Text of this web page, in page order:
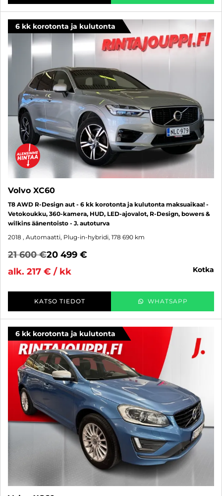
6 kk korotonta ja kulutonta
Volvo XC60
T8 AWD R-Design aut - 6 kk korotonta ja kulutonta maksuaikaa! -
Vetokoukku, 360-kamera, HUD, LED-ajovalot, R-Design, bowers &
wilkins äänentoisto - J. autoturva
2018 , Automaatti, Plug-in-hybridi, 178 690 km
21 600 €20 499 €
alk. 217 € / kk
kotka
KATSO TIEDOT WHATSAPP
6 kk korotonta ja kulutonta